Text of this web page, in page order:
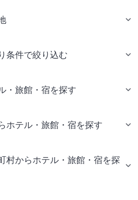
条件で絞り込む
・旅館・宿を探す
ホテル・旅館・宿を探す
村からホテル・旅館・宿を探